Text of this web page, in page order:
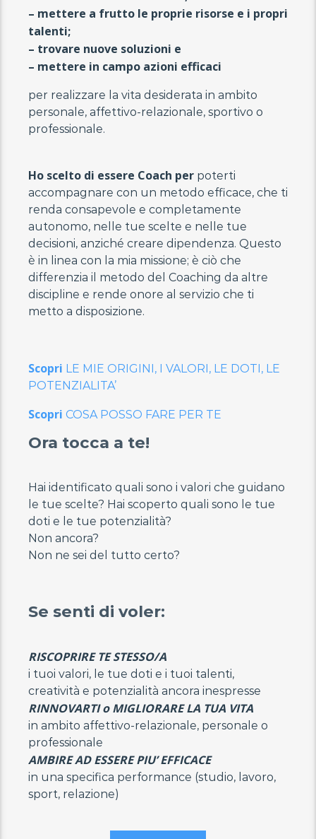
– mettere a frutto le proprie risorse e i propri
talenti;
– trovare nuove soluzioni e
– mettere in campo azioni efficaci
per realizzare la vita desiderata in ambito
personale, affettivo-relazionale, sportivo o
professionale.
Ho scelto di essere Coach perpoterti
accompagnare con un metodo efficace, che ti
renda consapevole e completamente
autonomo, nelle tue scelte e nelle tue
decisioni, anziché creare dipendenza. Questo
è in linea con la mia missione; è ciò che
differenzia il metodo del Coaching da altre
discipline e rende onore al servizio che ti
metto a disposizione.
Scopri LE MIE ORIGINI, I VALORI, LE DOTI, LE
POTENZIALITA’
Scopri COSA POSSO FARE PER TE
Ora tocca a te!
Hai identificato quali sono i valori che guidano
le tue scelte? Hai scoperto quali sono le tue
doti e le tue potenzialità?
Non ancora?
Non ne sei del tutto certo?
Se senti di voler:
RISCOPRIRE TE STESSO/A
i tuoi valori, le tue doti e i tuoi talenti,
creatività e potenzialità ancora inespresse
RINNOVARTI o MIGLIORARE LA TUA VITA
in ambito affettivo-relazionale, personale o
professionale
AMBIRE AD ESSERE PIU’ EFFICACE
in una specifica performance (studio, lavoro,
sport, relazione)